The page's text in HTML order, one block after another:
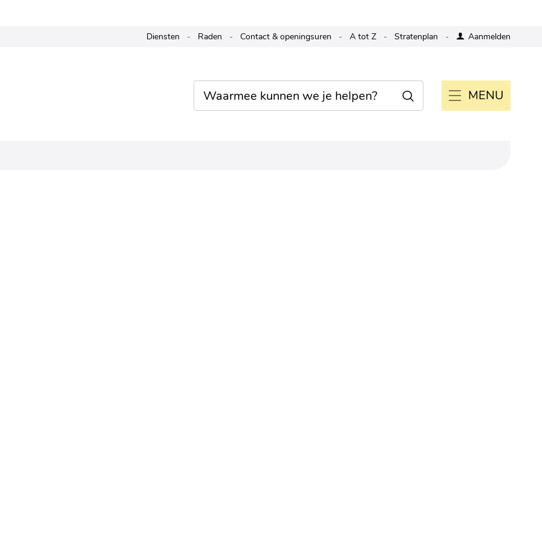
Naar
Diensten Raden Contact & openingsuren A tot Z Stratenplan Aanmelden
MENU
Waarmee
kunnen
Zoeken